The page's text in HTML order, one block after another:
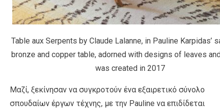
Table aux Serpents by Claude Lalanne, in Pauline Karpidas’
bronze and copper table, adorned with designs of leaves
was created in 2017
Μαζί, ξεκίνησαν να συγκροτούν ένα εξαιρετικό σύνολο
σπουδαίων έργων τέχνης, με την Pauline να επιδίδεται